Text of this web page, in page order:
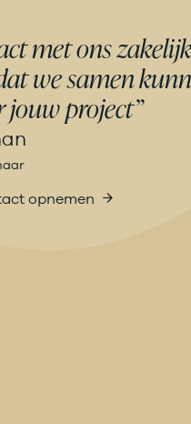
met ons
we samen
jouw project”
opnemen